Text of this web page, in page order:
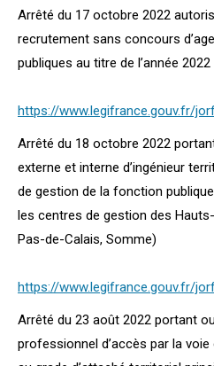
Arrêté du 17 octobre 2022
recrutement sans concours
publiques au titre de l’année 2022
https://www.legifrance.gouv.fr/
Arrêté du 18 octobre 2022
externe et interne d’ingénieur
de gestion de la fonction
les centres de gestion des
Pas-de-Calais, Somme)
https://www.legifrance.gouv.fr/
Arrêté du 23 août 2022 portant
professionnel d’accès par la voie